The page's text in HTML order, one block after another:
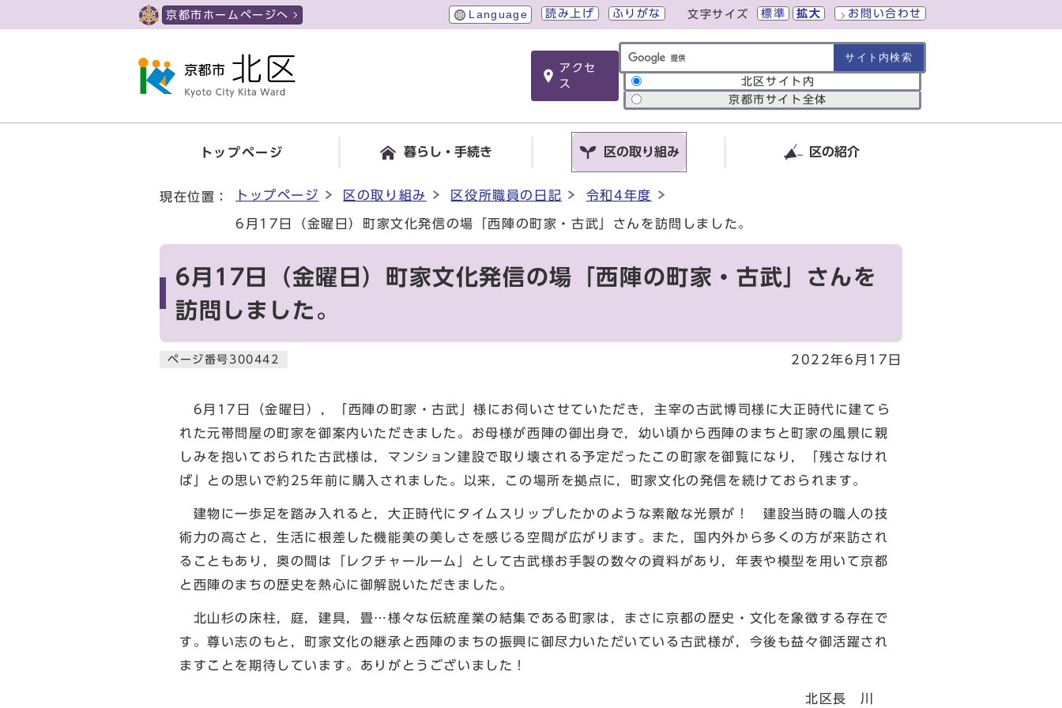
京都市ホームページへ Language 読み上げ ふりがな 文字サイズ 標準 拡大 お問い合わせ
アクセ
ス
サイト内検索の範囲
北区サイト内
京都市サイト全体
トップページ 暮らし・手続き 区の取り組み 区の紹介
現在位置： トップページ 区の取り組み 区役所職員の日記 令和4年度
6月17日（金曜日）町家文化発信の場「西陣の町家・古武」さんを訪問しました。
6月17日（金曜日）町家文化発信の場「西陣の町家・古武」さんを
訪問しました。
ページ番号300442 2022年6月17日
6月17日（金曜日），「西陣の町家・古武」様にお伺いさせていただき，主宰の古武博司様に大正時代に建てら
れた元帯問屋の町家を御案内いただきました。お母様が西陣の御出身で，幼い頃から西陣のまちと町家の風景に親
しみを抱いておられた古武様は，マンション建設で取り壊される予定だったこの町家を御覧になり，「残さなけれ
ば」との思いで約25年前に購入されました。以来，この場所を拠点に，町家文化の発信を続けておられます。
建物に一歩足を踏み入れると，大正時代にタイムスリップしたかのような素敵な光景が！ 建設当時の職人の技
術力の高さと，生活に根差した機能美の美しさを感じる空間が広がります。また，国内外から多くの方が来訪され
ることもあり，奥の間は「レクチャールーム」として古武様お手製の数々の資料があり，年表や模型を用いて京都
と西陣のまちの歴史を熱心に御解説いただきました。
北山杉の床柱，庭，建具，畳…様々な伝統産業の結集である町家は，まさに京都の歴史・文化を象徴する存在で
す。尊い志のもと，町家文化の継承と西陣のまちの振興に御尽力いただいている古武様が，今後も益々御活躍され
ますことを期待しています。ありがとうございました！
北区長 川